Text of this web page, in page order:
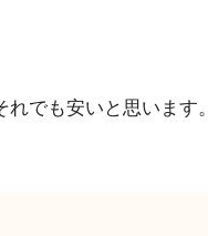
でも安いと思います。